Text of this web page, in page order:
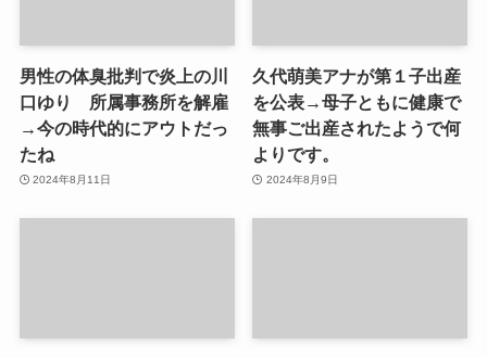
男性の体臭批判で炎上の川
口ゆり 所属事務所を解雇
→今の時代的にアウトだっ
たね
2024年8月11日
久代萌美アナが第１子出産
を公表→母子ともに健康で
無事ご出産されたようで何
よりです。
2024年8月9日